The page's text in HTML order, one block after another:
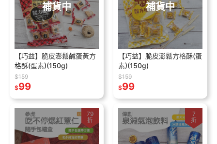
補貨中
【巧益】脆皮澎鬆鹹蛋黃方
格酥(蛋素)(150g)
$159
$99
補貨中
【巧益】脆皮澎鬆方格酥(蛋
素)(150g)
$159
$99
79
折
7
折